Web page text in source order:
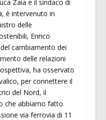
Zaia e il sindaco di
è intervenuto in
delle
Enrico
cambiamento dei
delle relazioni
ha osservato
per connettere il
del Nord, il
che abbiamo fatto
via ferrovia di 11